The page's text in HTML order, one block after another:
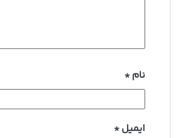
نام*
ایمیل*